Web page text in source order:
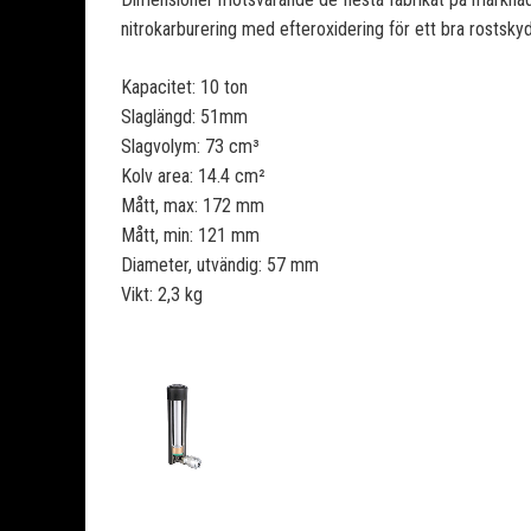
nitrokarburering med efteroxidering för ett bra
Kapacitet: 10 ton
Slaglängd: 51mm
Slagvolym: 73 cm³
Kolv area: 14.4 cm²
Mått, max: 172 mm
Mått, min: 121 mm
Diameter, utvändig: 57 mm
Vikt: 2,3 kg